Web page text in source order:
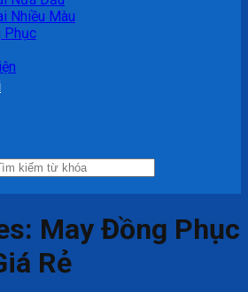
Nhiều Màu
Phục
May Đồng Phục
Rẻ